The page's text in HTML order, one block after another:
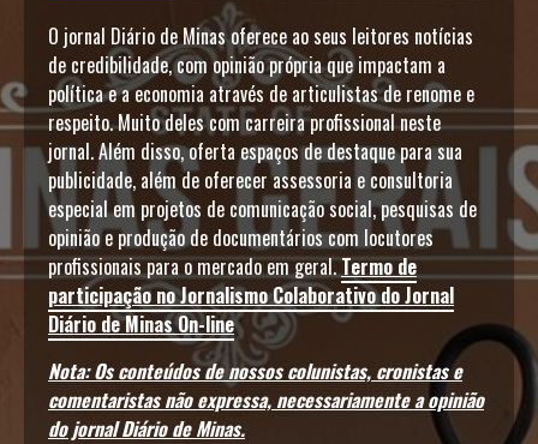
O jornal Diário de Minas oferece ao seus leitores notícias
de credibilidade, com opinião própria que impactam a
política e a economia através de articulistas de renome e
respeito. Muito deles com carreira profissional neste
jornal. Além disso, oferta espaços de destaque para sua
publicidade, além de oferecer assessoria e consultoria
especial em projetos de comunicação social, pesquisas de
opinião e produção de documentários com locutores
profissionais para o mercado em geral.Termo de
participação no Jornalismo Colaborativo do Jornal
Diário de Minas On-line
Nota: Os conteúdos de nossos colunistas, cronistas e
comentaristas não expressa, necessariamente a opinião
do jornal Diário de Minas.